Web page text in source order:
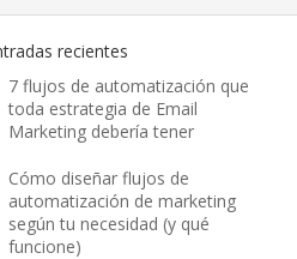
recientes
7 flujos de automatización que
toda estrategia de Email
Marketing debería tener
Cómo diseñar flujos de
automatización de marketing
según tu necesidad (y qué
funcione)